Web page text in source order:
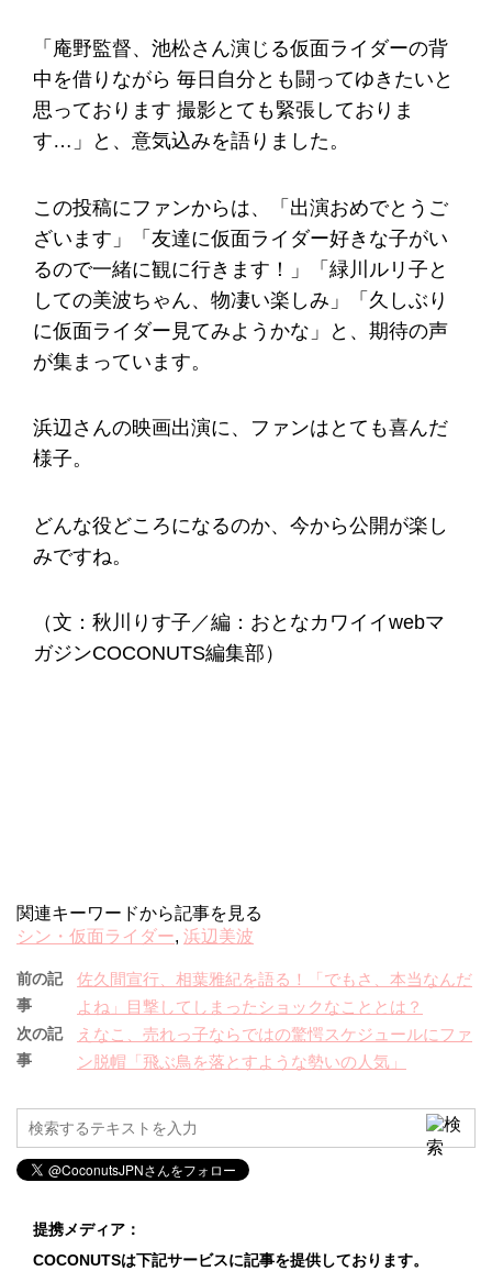
「庵野監督、池松さん演じる仮面ライダーの背
中を借りながら 毎日自分とも闘ってゆきたいと
思っております 撮影とても緊張しておりま
す…」と、意気込みを語りました。
この投稿にファンからは、「出演おめでとうご
ざいます」「友達に仮面ライダー好きな子がい
るので一緒に観に行きます！」「緑川ルリ子と
しての美波ちゃん、物凄い楽しみ」「久しぶり
に仮面ライダー見てみようかな」と、期待の声
が集まっています。
浜辺さんの映画出演に、ファンはとても喜んだ
様子。
どんな役どころになるのか、今から公開が楽し
みですね。
（文：秋川りす子／編：おとなカワイイwebマ
ガジンCOCONUTS編集部）
関連キーワードから記事を見る
シン・仮面ライダー, 浜辺美波
前の記
事
佐久間宣行、相葉雅紀を語る！「でもさ、本当なんだ
よね」目撃してしまったショックなこととは？
次の記
事
えなこ、売れっ子ならではの驚愕スケジュールにファ
ン脱帽「飛ぶ鳥を落とすような勢いの人気」
提携メディア：
COCONUTSは下記サービスに記事を提供しております。